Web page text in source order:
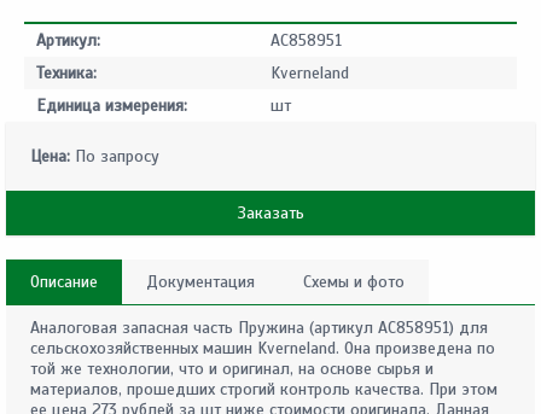
Артикул:
AC858951
Техника:
Kverneland
Единица измерения:
шт
Цена: По запросу
Заказать
Описание Документация Схемы и фото
Аналоговая запасная часть Пружина (артикул AC858951) для
сельскохозяйственных машин Kverneland. Она произведена по
той же технологии, что и оригинал, на основе сырья и
материалов, прошедших строгий контроль качества. При этом
ее цена 273 рублей за шт ниже стоимости оригинала. Данная